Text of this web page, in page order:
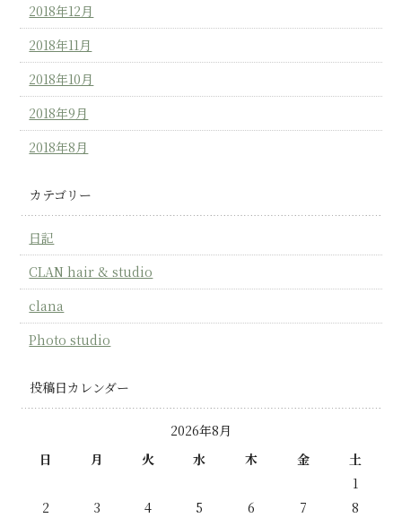
2018年12月
2018年11月
2018年10月
2018年9月
2018年8月
カテゴリー
日記
CLAN hair & studio
clana
Photo studio
投稿日カレンダー
2026年8月
日
月 火 水 木 金
土
1
2
3 4 5 6 7 8